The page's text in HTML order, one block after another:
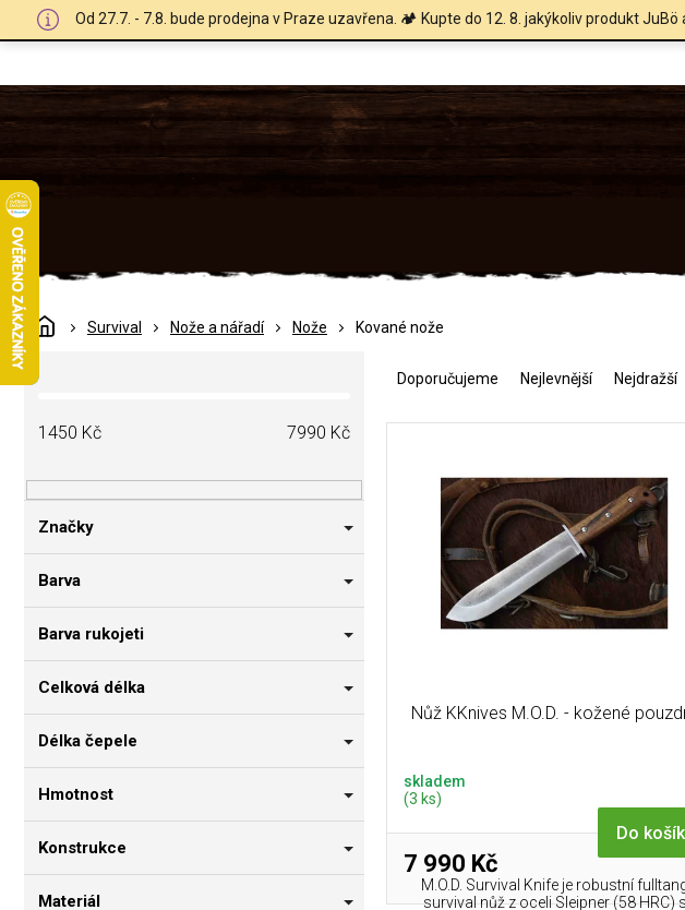
Od 27.7. - 7.8. bude prodejna v Praze uzavřena. 🏕️ Kupte do 12. 8. jakýkoliv produkt
DomůSurvival Nože a nářadí Nože Kované nože
P
o
a
n
í
a
1450 Kč 7990 Kč
Značky
Barva
Barva rukojeti
Celková délka
Délka čepele
Hmotnost
Konstrukce
Materiál
e
Doporučujeme Nejlevnější Nejdražší
Nůž KKnives M.O.D. - kožené
skladem
(3 ks)
7 990 Kč
Do
M.O.D. Survival Knife je robustní
survival nůž z oceli Sleipner (58 HRC)